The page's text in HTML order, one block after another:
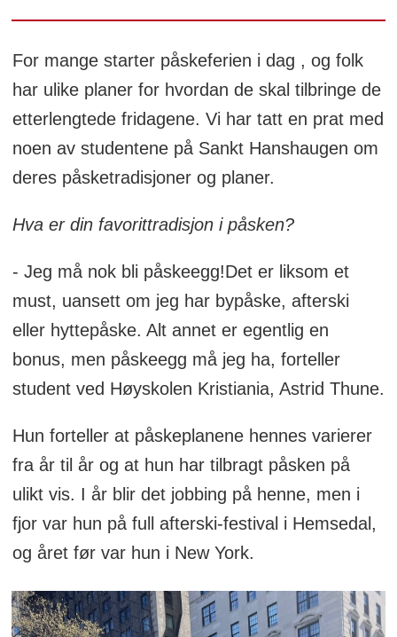
For mange starter påskeferien i dag , og folk
har ulike planer for hvordan de skal tilbringe de
etterlengtede fridagene. Vi har tatt en prat med
noen av studentene på Sankt Hanshaugen om
deres påsketradisjoner og planer.
Hva er din favorittradisjon i påsken?
- Jeg må nok bli påskeegg!Det er liksom et
must, uansett om jeg har bypåske, afterski
eller hyttepåske. Alt annet er egentlig en
bonus, men påskeegg må jeg ha, forteller
student ved Høyskolen Kristiania, Astrid Thune.
Hun forteller at påskeplanene hennes varierer
fra år til år og at hun har tilbragt påsken på
ulikt vis. I år blir det jobbing på henne, men i
fjor var hun på full afterski-festival i Hemsedal,
og året før var hun i New York.